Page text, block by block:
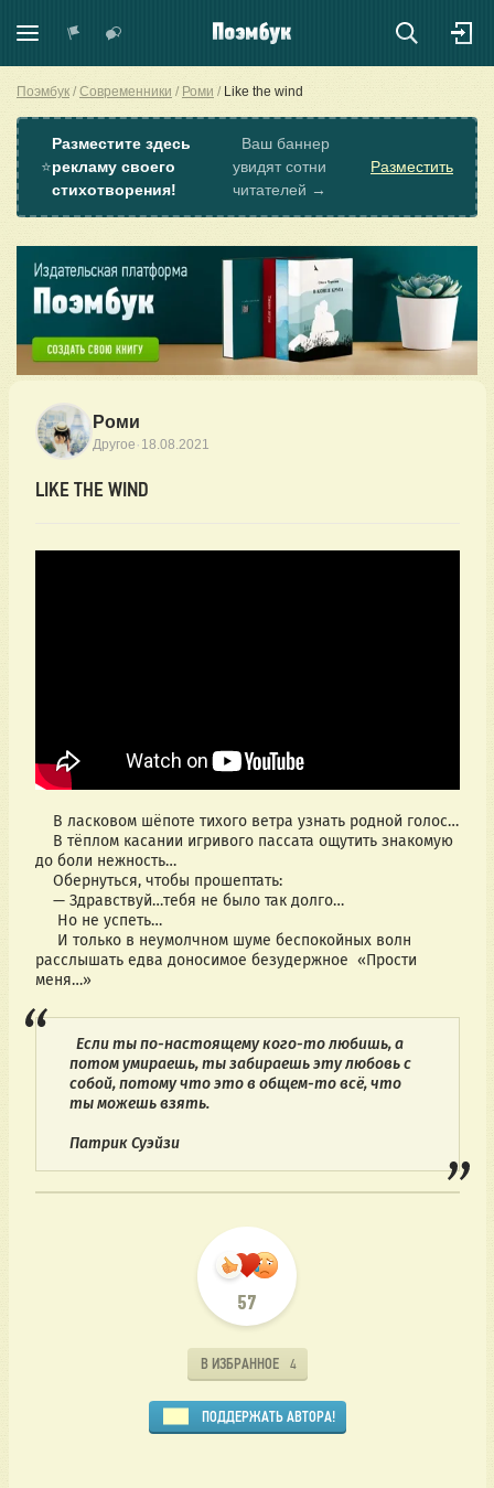
Поэмбук Современники Роми Like the wind
⭐
Разместите здесь
рекламу своего
стихотворения!
Ваш баннер
увидят сотни
читателей →
Разместить
Роми
Другое · 18.08.2021
LIKE THE WIND
    В ласковом шёпоте тихого ветра узнать родной голос…
до боли нежность…
    Обернуться, чтобы прошептать:
    — Здравствуй…тебя не было так долго…
     Но не успеть…
расслышать едва доносимое безудержное  «Прости
меня…»
потом умираешь, ты забираешь эту любовь с
собой, потому что это в общем-то всё, что
ты можешь взять.
Патрик Суэйзи
57
В ИЗБРАННОЕ 4
ПОДДЕРЖАТЬ АВТОРА!